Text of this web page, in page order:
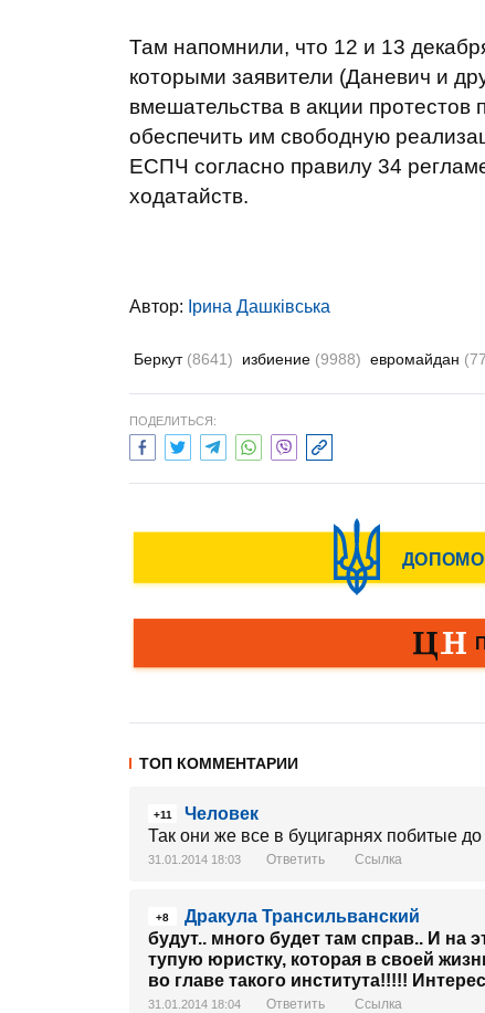
Там напомнили, что 12 и 13
которыми заявители (Даневич и
вмешательства в акции протестов
обеспечить им свободную
ЕСПЧ согласно правилу 34
ходатайств.
Автор: Ірина Дашківська
Беркут (8641) избиение (9988) евромайдан
ПОДЕЛИТЬСЯ:
ТОП КОММЕНТАРИИ
+11
Человек
Так они же все в буцигарнях побитые
31.01.2014 18:03 Ответить Ссылка
+8
Дракула Трансильванский
будут.. много будет там справ.. И на
тупую юристку, которая в своей
во главе такого института!!!!!
31.01.2014 18:04 Ответить Ссылка